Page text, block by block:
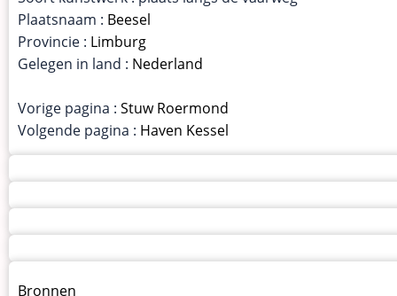
Plaatsnaam : Beesel
Provincie : Limburg
Gelegen in land : Nederland
Vorige pagina : Stuw Roermond
Volgende pagina : Haven Kessel
Menu
Bronnen